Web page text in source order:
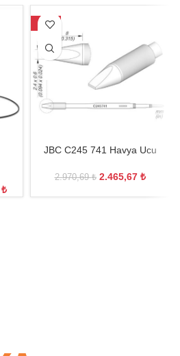
₺
-17%
JBC C245 741 Havya Ucu
2.970,69₺ 2.465,67 ₺